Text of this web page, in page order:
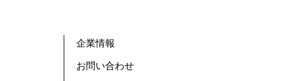
企業情報
お問い合わせ